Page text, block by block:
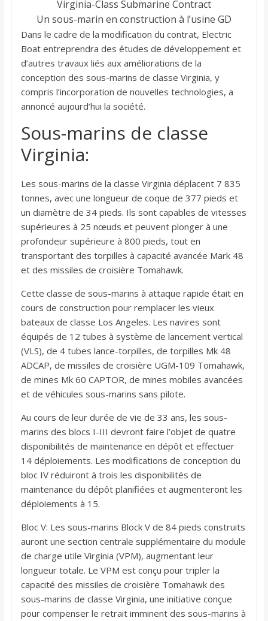
Un sous-marin en construction à l’usine GD
Dans le cadre de la modification du contrat, Electric
Boat entreprendra des études de développement et
d’autres travaux liés aux améliorations de la
conception des sous-marins de classe Virginia, y
compris l’incorporation de nouvelles technologies, a
annoncé aujourd’hui la société.
Sous-marins de classe
Virginia:
Les sous-marins de la classe Virginia déplacent 7 835
tonnes, avec une longueur de coque de 377 pieds et
un diamètre de 34 pieds. Ils sont capables de vitesses
supérieures à 25 nœuds et peuvent plonger à une
profondeur supérieure à 800 pieds, tout en
transportant des torpilles à capacité avancée Mark 48
et des missiles de croisière Tomahawk.
Cette classe de sous-marins à attaque rapide était en
cours de construction pour remplacer les vieux
bateaux de classe Los Angeles. Les navires sont
équipés de 12 tubes à système de lancement vertical
(VLS), de 4 tubes lance-torpilles, de torpilles Mk 48
ADCAP, de missiles de croisière UGM-109 Tomahawk,
de mines Mk 60 CAPTOR, de mines mobiles avancées
et de véhicules sous-marins sans pilote.
Au cours de leur durée de vie de 33 ans, les sous-
marins des blocs I-III devront faire l’objet de quatre
disponibilités de maintenance en dépôt et effectuer
14 déploiements. Les modifications de conception du
bloc IV réduiront à trois les disponibilités de
maintenance du dépôt planifiées et augmenteront les
déploiements à 15.
Bloc V: Les sous-marins Block V de 84 pieds construits
auront une section centrale supplémentaire du module
de charge utile Virginia (VPM), augmentant leur
longueur totale. Le VPM est conçu pour tripler la
capacité des missiles de croisière Tomahawk des
sous-marins de classe Virginia, une initiative conçue
pour compenser le retrait imminent des sous-marins à